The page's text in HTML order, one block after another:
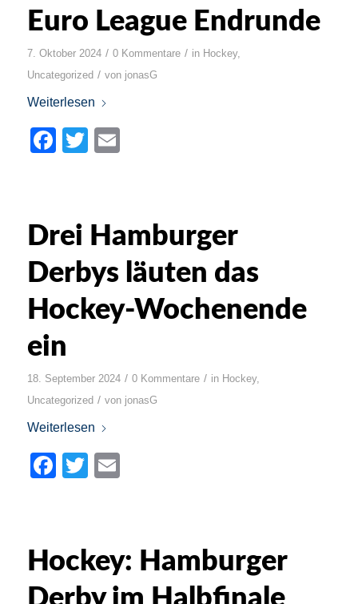
Euro League Endrunde
7. Oktober 2024 / 0 Kommentare / in Hockey,
Uncategorized / von jonasG
Weiterlesen
Facebook
Twitter
Drei Hamburger
Derbys läuten das
Hockey-Wochenende
ein
18. September 2024 / 0 Kommentare / in Hockey,
Uncategorized / von jonasG
Weiterlesen
Facebook
Twitter
Hockey: Hamburger